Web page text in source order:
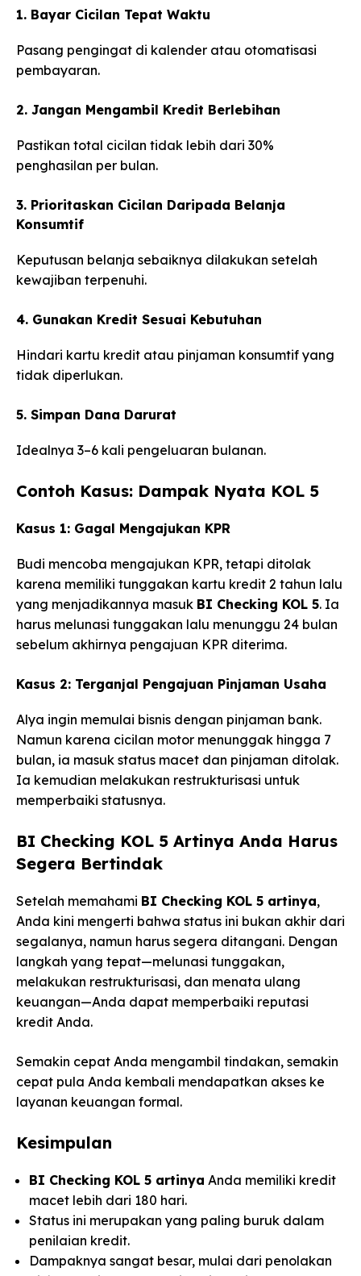
1. Bayar Cicilan Tepat Waktu
Pasang pengingat di kalender atau otomatisasi
pembayaran.
2. Jangan Mengambil Kredit Berlebihan
Pastikan total cicilan tidak lebih dari 30%
penghasilan per bulan.
3. Prioritaskan Cicilan Daripada Belanja
Konsumtif
Keputusan belanja sebaiknya dilakukan setelah
kewajiban terpenuhi.
4. Gunakan Kredit Sesuai Kebutuhan
Hindari kartu kredit atau pinjaman konsumtif yang
tidak diperlukan.
5. Simpan Dana Darurat
Idealnya 3–6 kali pengeluaran bulanan.
Contoh Kasus: Dampak Nyata KOL 5
Kasus 1: Gagal Mengajukan KPR
Budi mencoba mengajukan KPR, tetapi ditolak
karena memiliki tunggakan kartu kredit 2 tahun lalu
yang menjadikannya masuk BI Checking KOL 5. Ia
harus melunasi tunggakan lalu menunggu 24 bulan
sebelum akhirnya pengajuan KPR diterima.
Kasus 2: Terganjal Pengajuan Pinjaman Usaha
Alya ingin memulai bisnis dengan pinjaman bank.
Namun karena cicilan motor menunggak hingga 7
bulan, ia masuk status macet dan pinjaman ditolak.
Ia kemudian melakukan restrukturisasi untuk
memperbaiki statusnya.
BI Checking KOL 5 Artinya Anda Harus
Segera Bertindak
Setelah memahami BI Checking KOL 5 artinya,
Anda kini mengerti bahwa status ini bukan akhir dari
segalanya, namun harus segera ditangani. Dengan
langkah yang tepat—melunasi tunggakan,
melakukan restrukturisasi, dan menata ulang
keuangan—Anda dapat memperbaiki reputasi
kredit Anda.
Semakin cepat Anda mengambil tindakan, semakin
cepat pula Anda kembali mendapatkan akses ke
layanan keuangan formal.
Kesimpulan
BI Checking KOL 5 artinya Anda memiliki kredit
macet lebih dari 180 hari.
Status ini merupakan yang paling buruk dalam
penilaian kredit.
Dampaknya sangat besar, mulai dari penolakan